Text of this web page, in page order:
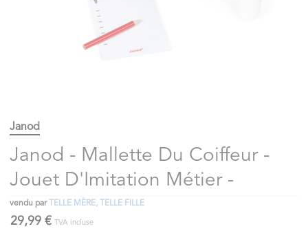
Janod
Janod - Mallette Du Coiffeur -
Jouet D'Imitation Métier -
vendu par TELLE MÈRE, TELLE FILLE
29,99 € TVA incluse